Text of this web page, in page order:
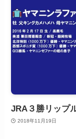
JRA３勝リップ
2018年11月19日